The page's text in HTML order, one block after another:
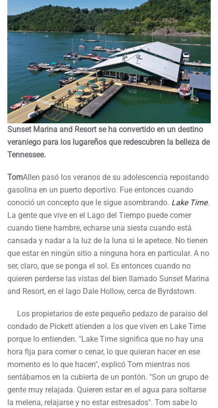
Sunset Marina and Resort se ha convertido en un destino
veraniego para los lugareños que redescubren la belleza de
Tennessee.
TomAllen pasó los veranos de su adolescencia repostando
gasolina en un puerto deportivo. Fue entonces cuando
conoció un concepto que le sigue asombrando. Lake Time.
La gente que vive en el Lago del Tiempo puede comer
cuando tiene hambre, echarse una siesta cuando está
cansada y nadar a la luz de la luna si le apetece. No tienen
que estar en ningún sitio a ninguna hora en particular. A no
ser, claro, que se ponga el sol. Es entonces cuando no
quieren perderse las vistas del bien llamado Sunset Marina
and Resort, en el lago Dale Hollow, cerca de Byrdstown.
Los propietarios de este pequeño pedazo de paraíso del
condado de Pickett atienden a los que viven en Lake Time
porque lo entienden. "Lake Time significa que no hay una
hora fija para comer o cenar, lo que quieran hacer en ese
momento es lo que hacen", explicó Tom mientras nos
sentábamos en la cubierta de un pontón. "Son un grupo de
gente muy relajada. Quieren estar en el agua para soltarse
la melena, relajarse y no estar estresados". Tom sabe lo